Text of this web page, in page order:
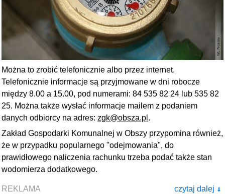
Można to zrobić telefonicznie albo przez internet.
Telefonicznie informacje są przyjmowane w dni robocze
między 8.00 a 15.00, pod numerami: 84 535 82 24 lub 535 82
25. Można także wysłać informacje mailem z podaniem
danych odbiorcy na adres: zgk@obsza.pl .
Zakład Gospodarki Komunalnej w Obszy przypomina również,
że w przypadku popularnego "odejmowania", do
prawidłowego naliczenia rachunku trzeba podać także stan
wodomierza dodatkowego.
czytaj dalej ⇓
REKLAMA